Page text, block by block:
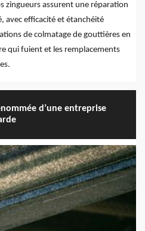
zingueurs assurent une réparation
avec efficacité et étanchéité
de colmatage de gouttières en
qui fuient et les remplacements
d’une entreprise